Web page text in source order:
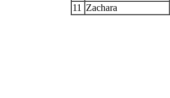
11
Zachara